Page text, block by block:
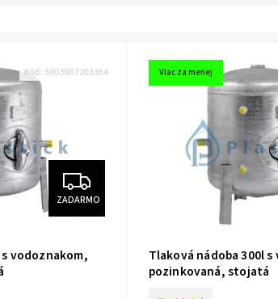
ZADARMO
vodoznakom,
Kód: 5903887203364 Viac za menej
Tlaková nádoba 300l
pozinkovaná, stojatá